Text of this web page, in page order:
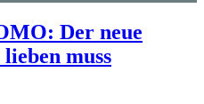
Der neue
muss